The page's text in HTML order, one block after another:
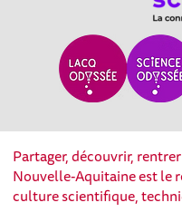
Partager, découvrir,
Nouvelle-Aquitaine est le
culture scientifique,